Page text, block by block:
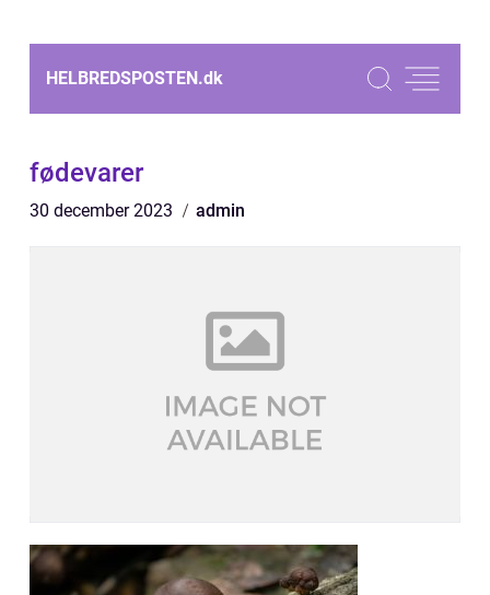
HELBREDSPOSTEN.dk
fødevarer
30 december 2023 admin